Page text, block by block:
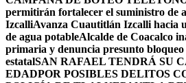
permitirán fortalecer el suministro de
IzcalliAvanza Cuautitlán Izcalli hacia
de agua potableAlcalde de Coacalco
primaria y denuncia presunto
estatalSAN RAFAEL TENDRÁ SU
EDADPOR POSIBLES DELITOS